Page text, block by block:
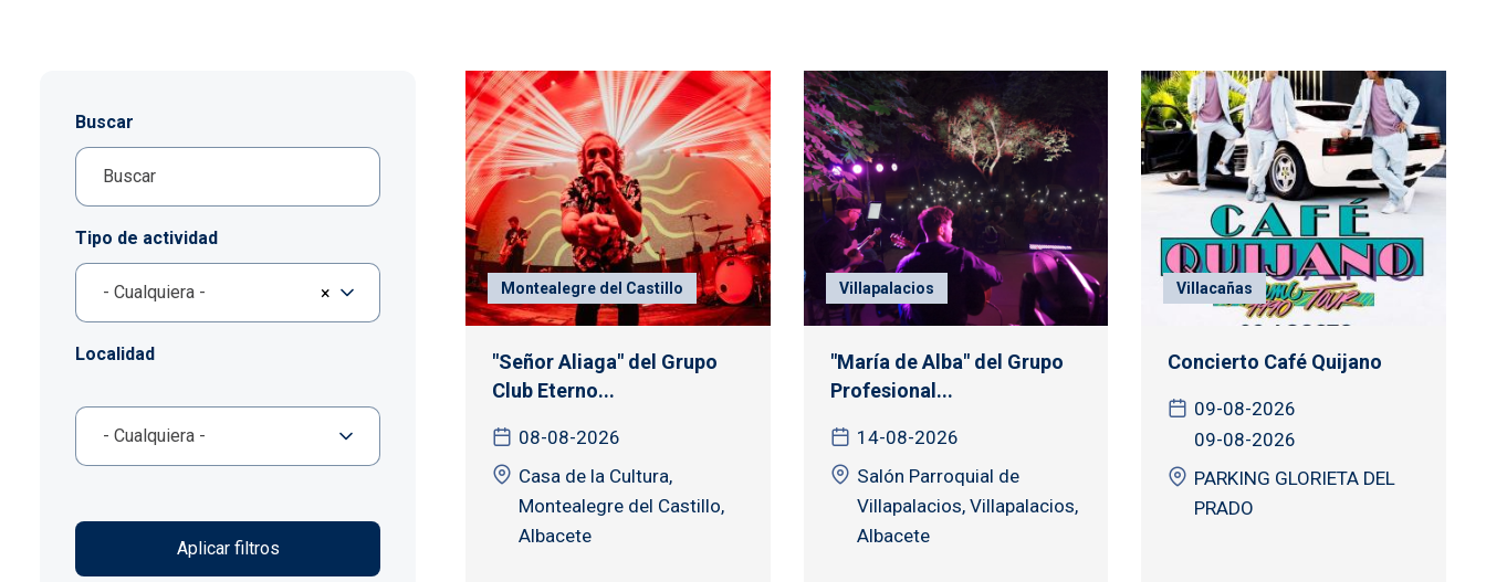
Buscar
Tipo de actividad
×
- Cualquiera -
Localidad
Montealegre del Castillo
"Señor Aliaga" del Grupo
Club Eterno...
08-08-2026
Casa de la Cultura,
Montealegre del Castillo,
Albacete
Villapalacios
"María de Alba" del Grupo
Profesional...
14-08-2026
Salón Parroquial de
Villapalacios, Villapalacios,
Albacete
Villacañas
Concierto Café Quijano
09-08-2026
09-08-2026
PARKING GLORIETA DEL
PRADO